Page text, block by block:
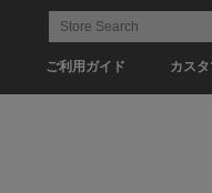
ご利用ガイド カス